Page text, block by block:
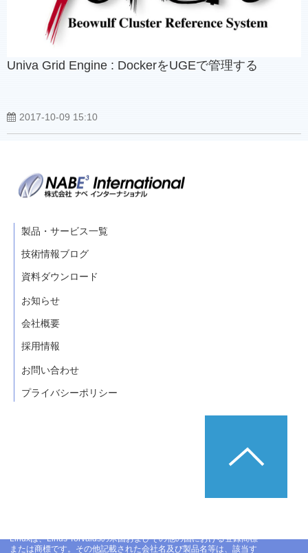
Univa Grid Engine : DockerをUGEで管理する
2017-10-09 15:10
製品・サービス一覧
技術情報ブログ
資料ダウンロード
お知らせ
会社概要
採用情報
お問い合わせ
プライバシーポリシー
Linuxは、Linus Torvaldsの米国およびその他の国における登録商標
または商標です。その他記載された会社名及び製品名等は、該当す